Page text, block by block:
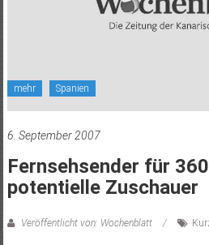
mehr Spanien
6. September 2007
Fernsehsender für
potentielle Zuschauer
Veröffentlicht von: Wochenblatt